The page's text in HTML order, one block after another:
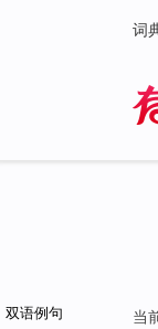
词
双语例句 当